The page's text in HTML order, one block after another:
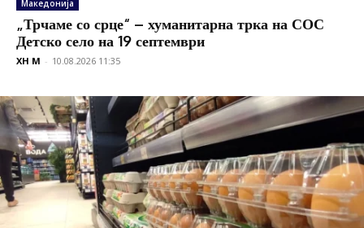
Македонија
„Трчаме со срце“ – хуманитарна трка на СОС
Детско село на 19 септември
XH M - 10.08.2026 11:35